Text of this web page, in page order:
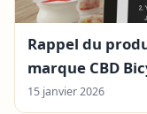
Rappel du
marque CBD
15 janvier 2026